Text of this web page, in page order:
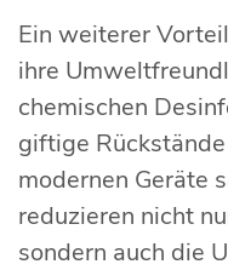
Ein weiterer
ihre
chemischen
giftige
modernen Geräte
reduzieren nicht
sondern auch die